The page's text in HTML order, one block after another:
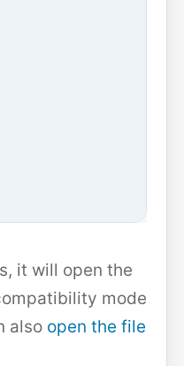
it will open the
mode
also open the file